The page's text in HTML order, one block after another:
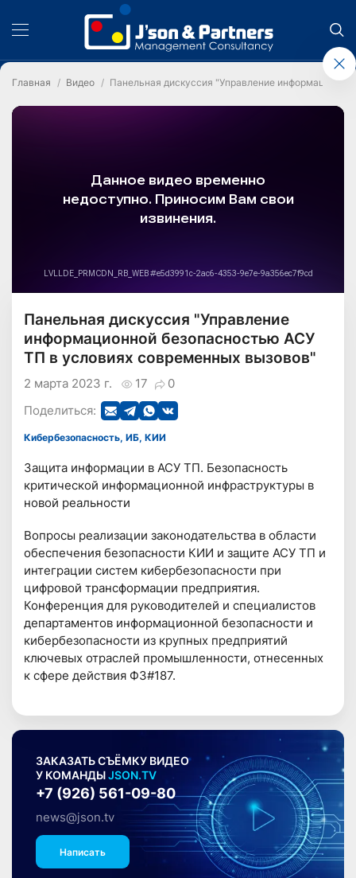
Главная Видео Панельная дискуссия "Управление
Панельная дискуссия "Управление
информационной безопасностью АСУ
ТП в условиях современных вызовов"
17 0
2 марта 2023 г.
Поделиться:
Кибербезопасность, ИБ, КИИ
Защита информации в АСУ ТП. Безопасность
критической информационной инфраструктуры в
новой реальности
Вопросы реализации законодательства в области
обеспечения безопасности КИИ и защите АСУ ТП и
интеграции систем кибербезопасности при
цифровой трансформации предприятия.
Конференция для руководителей и специалистов
департаментов информационной безопасности и
кибербезопасности из крупных предприятий
ключевых отраслей промышленности, отнесенных
к сфере действия ФЗ#187.
ЗАКАЗАТЬ СЪЁМКУ ВИДЕО
У КОМАНДЫJSON.TV
+7 (926) 561-09-80
news@json.tv
Написать